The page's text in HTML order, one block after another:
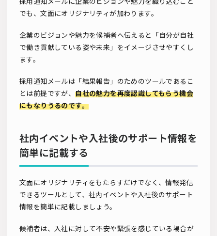
でも、文面にオリジナリティが加わります。
企業のビジョンや魅力を候補者へ伝えると「自分が自社
で働き貢献している姿や未来」をイメージさせやすくし
ます。
採用通知メールは「結果報告」のためのツールであるこ
とは前提ですが、自社の魅力を再度認識してもらう機会
にもなりうるのです。
社内イベントや入社後のサポート情報を
簡単に記載する
文面にオリジナリティをもたらすだけでなく、情報発信
できるツールとして、社内イベントや入社後のサポート
情報を簡単に記載しましょう。
候補者は、入社に対して不安や緊張を感じている場合が